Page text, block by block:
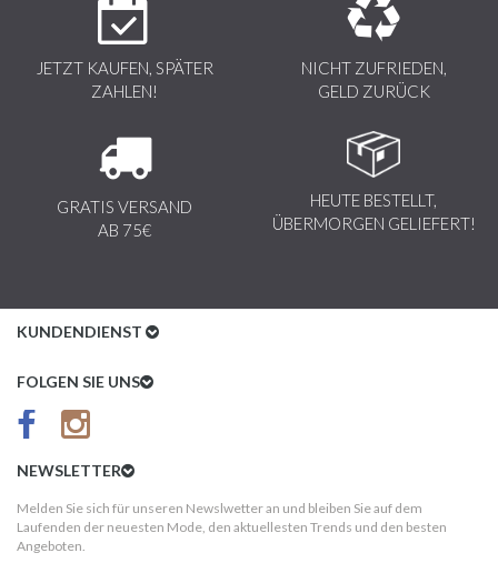
JETZT KAUFEN, SPÄTER
ZAHLEN!
NICHT ZUFRIEDEN,
GELD ZURÜCK
GRATIS VERSAND
AB 75€
HEUTE BESTELLT,
ÜBERMORGEN GELIEFERT!
KUNDENDIENST
Kundenservice
AGB
Kundeninformationen
FOLGEN SIE UNS
NEWSLETTER
Melden Sie sich für unseren Newslwetter an und bleiben Sie auf dem
Laufenden der neuesten Mode, den aktuellesten Trends und den besten
Angeboten.